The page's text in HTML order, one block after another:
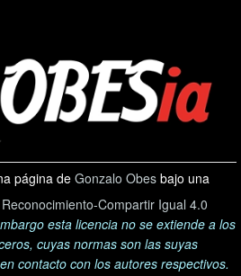
página de Gonzalo Obes bajo una
Compartir Igual 4.0
esta licencia no se extiende a los
cuyas normas son las suyas
contacto con los autores respectivos.